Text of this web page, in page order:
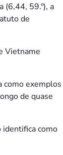
(6,44, 59.º), a
de
Vietname
como exemplos
de quase
como